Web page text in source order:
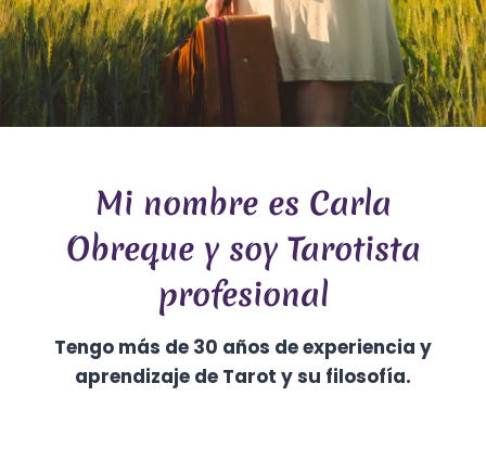
Mi nombre es Carla
Obreque y soy Tarotista
profesional
Tengo más de 30 años de experiencia y
aprendizaje de Tarot y su filosofía.